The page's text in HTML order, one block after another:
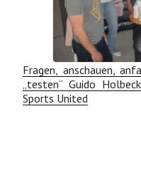
Fragen, anschauen,
„testen“ Guido
Sports United